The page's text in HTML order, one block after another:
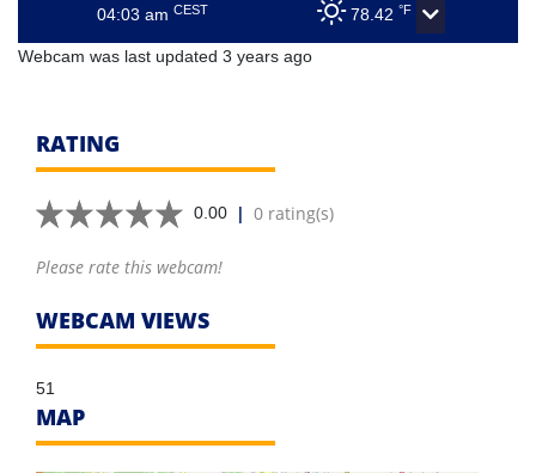
04:03 amCEST 78.42 °F
Webcam was last updated 3 years ago
RATING
0.00 | 0 rating(s)
Please rate this webcam!
WEBCAM VIEWS
51
MAP